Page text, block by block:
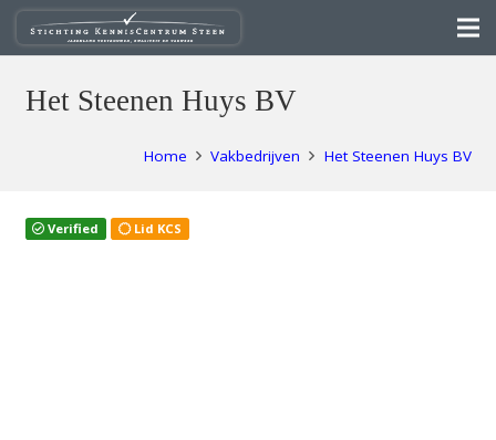
Het Steenen Huys BV
Home Vakbedrijven Het Steenen Huys BV
Verified Lid KCS